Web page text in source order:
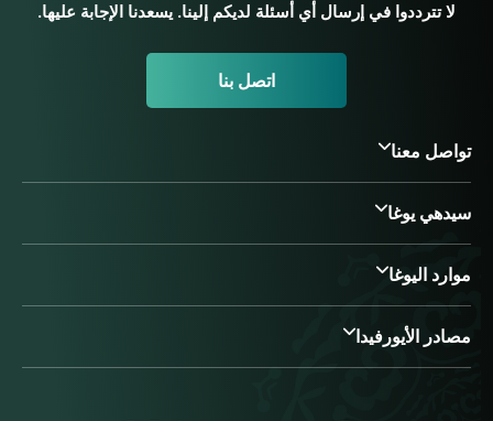
لا تترددوا في إرسال أي أسئلة لديكم إلينا. يسعدنا الإجابة عليها.
اتصل بنا
تواصل معنا
سيدهي يوغا
موارد اليوغا
مصادر الأيورفيدا